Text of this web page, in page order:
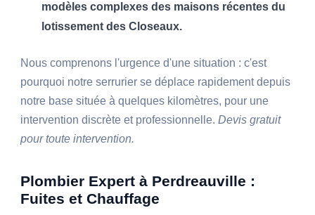
modèles complexes des maisons récentes du
lotissement des Closeaux.
Nous comprenons l'urgence d'une situation : c'est
pourquoi notre serrurier se déplace rapidement depuis
notre base située à quelques kilomètres, pour une
intervention discrète et professionnelle.Devis gratuit
pour toute intervention.
Plombier Expert à Perdreauville :
Fuites et Chauffage